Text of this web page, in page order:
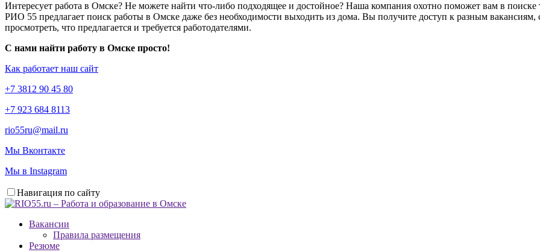
Интересует работа в Омске? Не можете найти что-либо подходящее и достойное? Наша компания охотно поможет вам в поиске
РИО 55 предлагает поиск работы в Омске даже без необходимости выходить из дома. Вы получите доступ к разным
просмотреть, что предлагается и требуется работодателями.
С нами найти работу в Омске просто!
Как работает наш сайт
+7 3812 90 45 80
+7 923 684 8113
rio55ru@mail.ru
Мы Вконтакте
Мы в Instagram
Навигация по сайту
Вакансии
Правила размещения
Резюме